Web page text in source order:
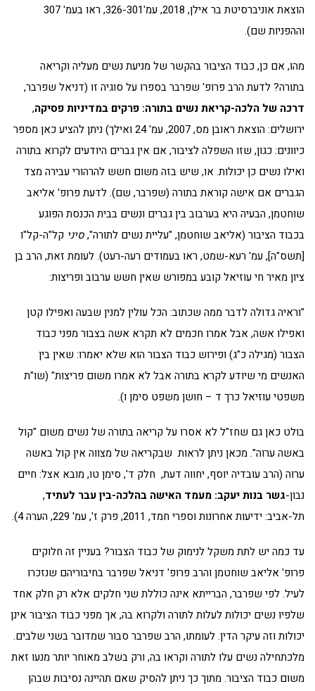
הוצאת אוניברסיטת בר אילן, 2018, עמ'326-301, ראו בעמ' 307
וההפניות שם).
מהו, אם כן, כבוד הציבור בהקשר של מניעת נשים מעליה וקריאה
בתורה? לדעת הרב פרופ' שפרבר בספרו על סוגיה זו (דניאל שפרבר,
דרכה של הלכה-קריאת נשים בתורה: פרקים במדיניות פסיקה,
ירושלים: הוצאת ראובן מס, 2007, עמ' 24 ואילך) ניתן להציע כאן מספר
כיוונים: כגון, שזו השפלה לציבור, אם אין גברים היודעים לקרוא בתורה
ואילו נשים כן יכולות. או, שיש בזה משום חשש להרהורי עבירה מצד
הגברים אם אישה קוראת בתורה (שפרבר, שם). לדעת פרופ' אליאב
שוחטמן, הבעיה היא בערבוב בין גברים ונשים בבית הכנסת הפוגע
בכבוד הציבור (אליאב שוחטמן, "עליית נשים לתורה",סיני קל"ה-קל"ו
[תשס"ה], עמ' רעא-שמט, ראו בעמודים רעה-רעט). לעומת זאת, הרב בן
ציון מאיר חי עוזיאל קובע במפורש שאין חשש ערבוב ופריצות:
"וראיה גדולה לדבר ממה שכתוב: הכל עולין למנין שבעה ואפילו קטן
ואפילו אשה, אבל אמרו חכמים לא תקרא אשה בצבור מפני כבוד
הצבור (מגילה כ"ג) ופירוש כבוד הצבור הוא שלא יאמרו: שאין בין
האנשים מי שיודע לקרא בתורה אבל לא אמרו משום פריצות" (שו"ת
משפטי עוזיאל כרך ד – חושן משפט סימן ו).
בולט כאן גם שחז"ל לא אסרו על קריאה בתורה של נשים משום "קול
באשה ערוה". מכאן ניתן לראות שבקריאה של מצווה אין קול באשה
ערוה (הרב עובדיה יוסף, יחווה דעת, חלק ד', סימן טו, מובא אצל: חיים
נבון-גשר בנות יעקב: מעמד האישה בהלכה-בין עבר לעתיד,
תל-אביב: ידיעות אחרונות וספרי חמד, 2011, פרק ז', עמ' 229, הערה 4).
עד כמה יש לתת משקל לנימוק של כבוד הצבור? בעניין זה חלוקים
פרופ' אליאב שוחטמן והרב פרופ' דניאל שפרבר בחיבוריהם שנזכרו
לעיל. לפי שפרבר, הברייתא אינה כוללת שני חלקים אלא רק חלק אחד
שלפיו נשים יכולות לעלות לתורה ולקרוא בה, אך מפני כבוד הציבור אינן
יכולות וזה עיקר הדין. לעומתו, הרב שפרבר סבור שמדובר בשני שלבים.
מלכתחילה נשים עלו לתורה וקראו בה, ורק בשלב מאוחר יותר מנעו זאת
משום כבוד הציבור. מתוך כך ניתן להסיק שאם תהיינה נסיבות שבהן